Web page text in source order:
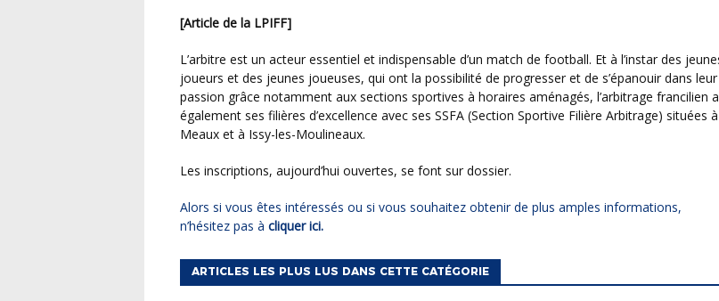
[Article de la LPIFF]
L’arbitre est un acteur essentiel et indispensable d’un match de football. Et à l’instar des jeunes
joueurs et des jeunes joueuses, qui ont la possibilité de progresser et de s’épanouir dans leur
passion grâce notamment aux sections sportives à horaires aménagés, l’arbitrage francilien a
également ses filières d’excellence avec ses SSFA (Section Sportive Filière Arbitrage) situées à
Meaux et à Issy-les-Moulineaux.
Les inscriptions, aujourd’hui ouvertes, se font sur dossier.
Alors si vous êtes intéressés ou si vous souhaitez obtenir de plus amples informations,
n’hésitez pas à cliquer ici.
ARTICLES LES PLUS LUS DANS CETTE CATÉGORIE